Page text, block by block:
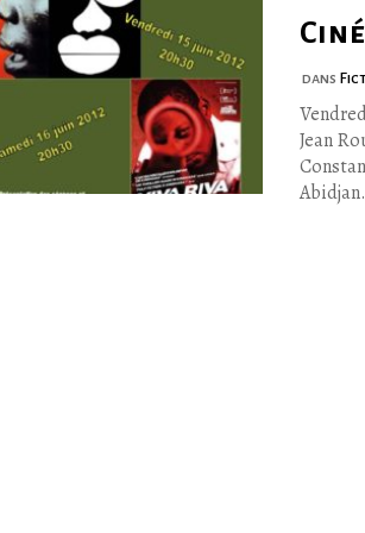
dans
Jean